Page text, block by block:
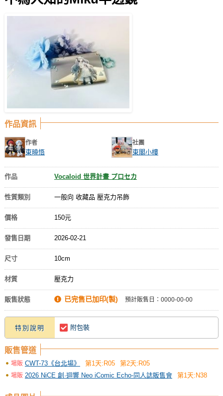
註冊會員
登入
作品資訊
作者
東曉悟
社團
東閣小樓
作品 Vocaloid 世界計畫 プロセカ
性質類別 一般向 收藏品 壓克力吊飾
價格 150元
發售日期 2026-02-21
尺寸 10cm
材質 壓克力
販售狀態 已完售已加印(製) 預計販售日：0000-00-00
特別說明 附包裝
販售管道
場販 CWT-73《台北場》 第1天:R05 第2天:R05
場販 2026 NiCE 創·迴響 Neo iComic Echo-同人誌販售會 第1天:N38